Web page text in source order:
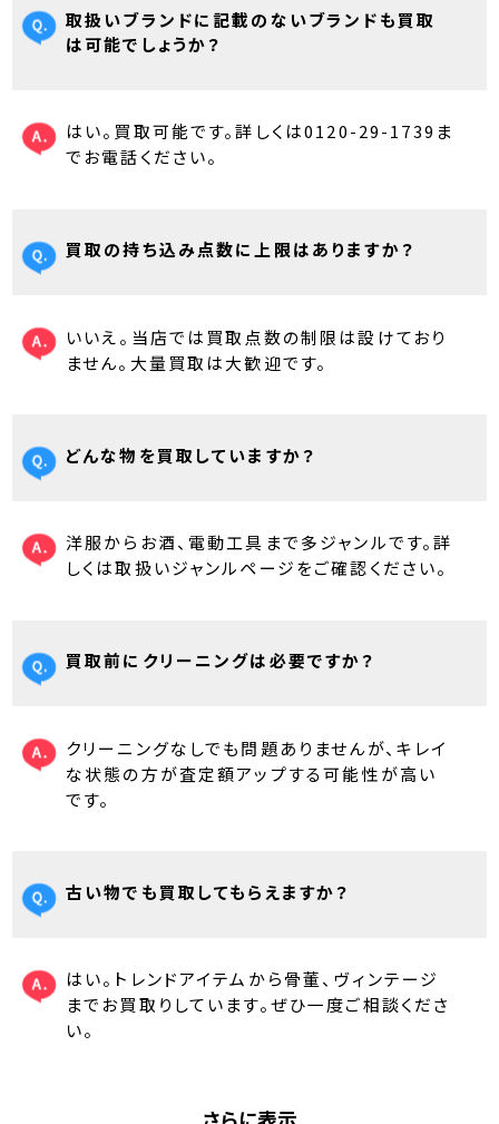
取扱いブランドに記載のないブランドも買取
は可能でしょうか？
はい。買取可能です。詳しくは0120-29-1739ま
でお電話ください。
買取の持ち込み点数に上限はありますか？
いいえ。当店では買取点数の制限は設けており
ません。大量買取は大歓迎です。
どんな物を買取していますか？
洋服からお酒、電動工具まで多ジャンルです。詳
しくは取扱いジャンルページをご確認ください。
買取前にクリーニングは必要ですか？
クリーニングなしでも問題ありませんが、キレイ
な状態の方が査定額アップする可能性が高い
です。
古い物でも買取してもらえますか？
はい。トレンドアイテムから骨董、ヴィンテージ
までお買取りしています。ぜひ一度ご相談くださ
い。
さらに表示